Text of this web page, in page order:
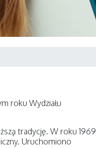
roku Wydziału
tradycję. W roku 1969
Uruchomiono